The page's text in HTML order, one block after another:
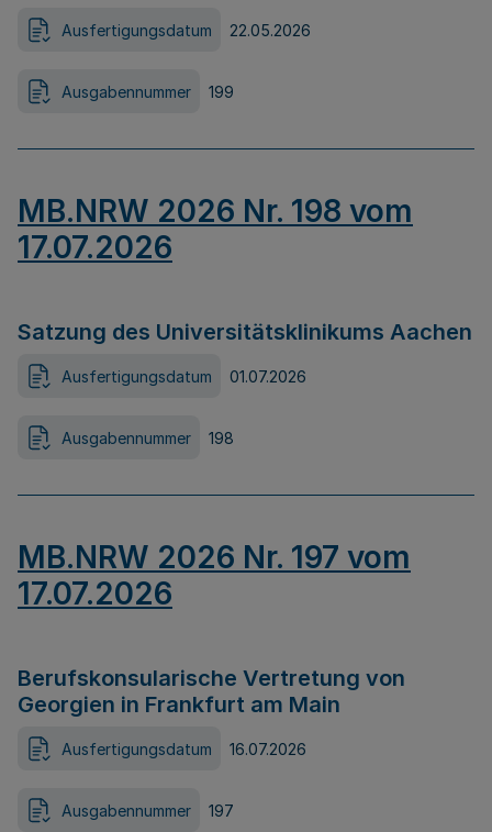
Ausfertigungsdatum 22.05.2026
Ausgabennummer 199
MB.NRW 2026 Nr. 198 vom
17.07.2026
Satzung des Universitätsklinikums Aachen
Ausfertigungsdatum 01.07.2026
Ausgabennummer 198
MB.NRW 2026 Nr. 197 vom
17.07.2026
Berufskonsularische Vertretung von
Georgien in Frankfurt am Main
Ausfertigungsdatum 16.07.2026
Ausgabennummer 197